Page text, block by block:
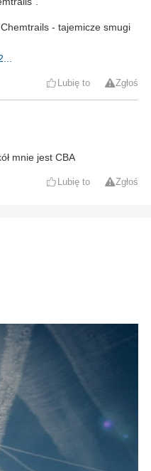
- tajemicze smugi
Lubię to Zgłoś
mnie jest CBA
Lubię to Zgłoś